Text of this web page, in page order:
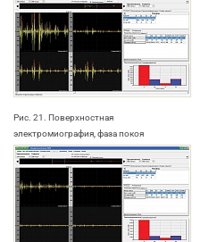
Рис. 21. Поверхностная
электромиография, фаза покоя